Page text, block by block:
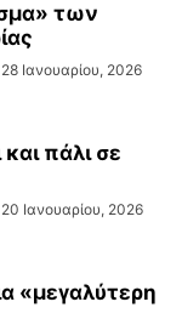
των
28 Ιανουαρίου, 2026
και πάλι σε
20 Ιανουαρίου, 2026
«μεγαλύτερη